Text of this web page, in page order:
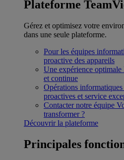
Plateforme
Gérez et optimisez votre
dans une seule plateforme.
Pour les équipes
proactive des appareils
Une expérience optimale
et continue
Opérations
proactives et service
Contacter notre équipe
transformer ?
Découvrir la plateforme
Principales